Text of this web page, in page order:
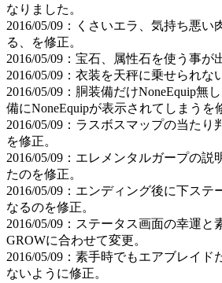
なりました。
2016/05/09：くさいエラ、気持ち悪い
る、を修正。
2016/05/09：宝石、属性石を使う事が
2016/05/09：衣装を天秤に乗せられな
2016/05/09：胴装備だけNoneEquip無
備にNoneEquipが表示されてしまうを
2016/05/09：ラスボスマップの当たり
を修正。
2016/05/09：エレメンタルガープの説
たのを修正。
2016/05/09：エンディング後に下ステ
なるのを修正。
2016/05/09：ステータス画面の幸運と
GROWに合わせて変更。
2016/05/09：素手時でもエアブレイド
ないように修正。